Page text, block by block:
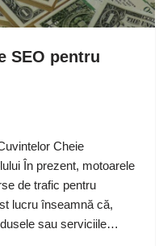
SEO pentru
Cheie
În prezent, motoarele
de trafic pentru
lucru înseamnă că,
sau serviciile…